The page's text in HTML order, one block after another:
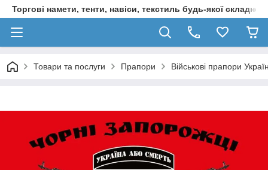
Торгові намети, тенти, навіси, текстиль будь-якої
Товари та послуги Прапори Військові прапори